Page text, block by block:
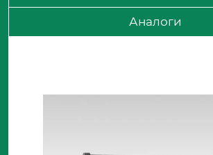
Аналоги